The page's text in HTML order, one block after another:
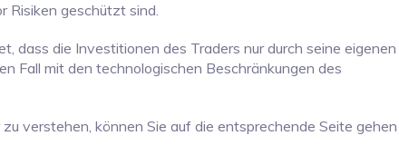
Risiken geschützt sind.
dass die Investitionen des Traders nur durch seine eigenen
Fall mit den technologischen Beschränkungen des
verstehen, können Sie auf die entsprechende Seite gehen